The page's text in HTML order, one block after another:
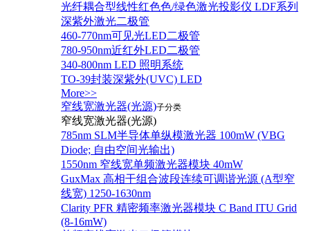
光纤耦合型线性红色色/绿色激光投影仪 LDF系列
深紫外激光二极管
460-770nm可见光LED二极管
780-950nm近红外LED二极管
340-800nm LED 照明系统
TO-39封装深紫外(UVC) LED
More>>
窄线宽激光器(光源)子分类
窄线宽激光器(光源)
785nm SLM半导体单纵模激光器 100mW (VBG
Diode; 自由空间光输出)
1550nm 窄线宽单频激光器模块 40mW
GuxMax 高相干组合波段连续可调谐光源 (A型窄
线宽) 1250-1630nm
Clarity PFR 精密频率激光器模块 C Band ITU Grid
(8-16mW)